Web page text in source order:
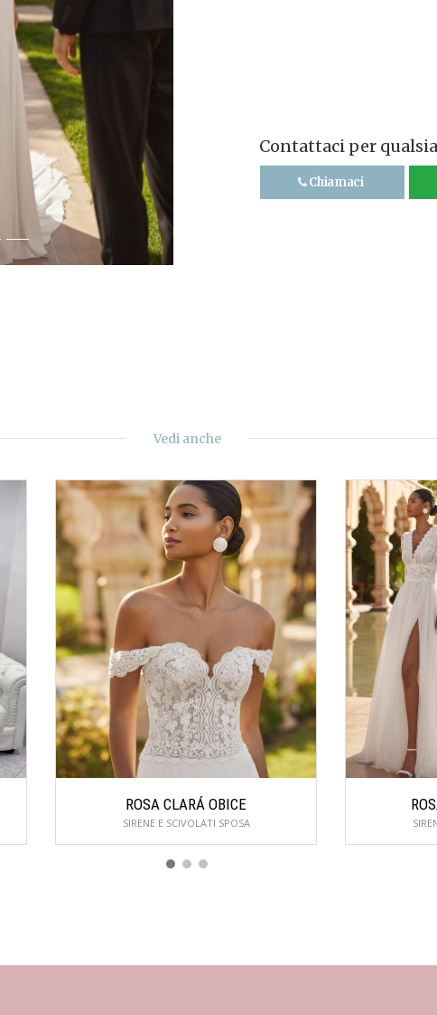
Contattaci per
Chiamaci
Vedi anche
ROSA CLARÁ OBICE
SIRENE E SCIVOLATI SPOSA